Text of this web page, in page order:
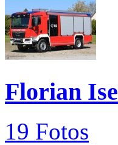
Florian
19 Fotos